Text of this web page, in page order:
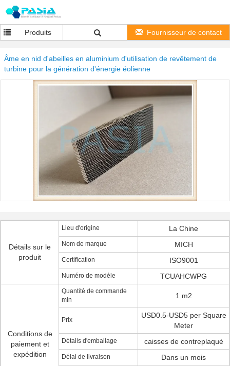
Produits Fournisseur de contact
Âme en nid d'abeilles en aluminium d'utilisation de revêtement de
turbine pour la génération d'énergie éolienne
Détails sur le
produit
Lieu d'origine La Chine
Nom de marque MICH
Certification ISO9001
Numéro de modèle TCUAHCWPG
Conditions de
paiement et
expédition
Quantité de commande
min
1 m2
Prix
USD0.5-USD5 per Square
Meter
Détails d'emballage caisses de contreplaqué
Délai de livraison Dans un mois